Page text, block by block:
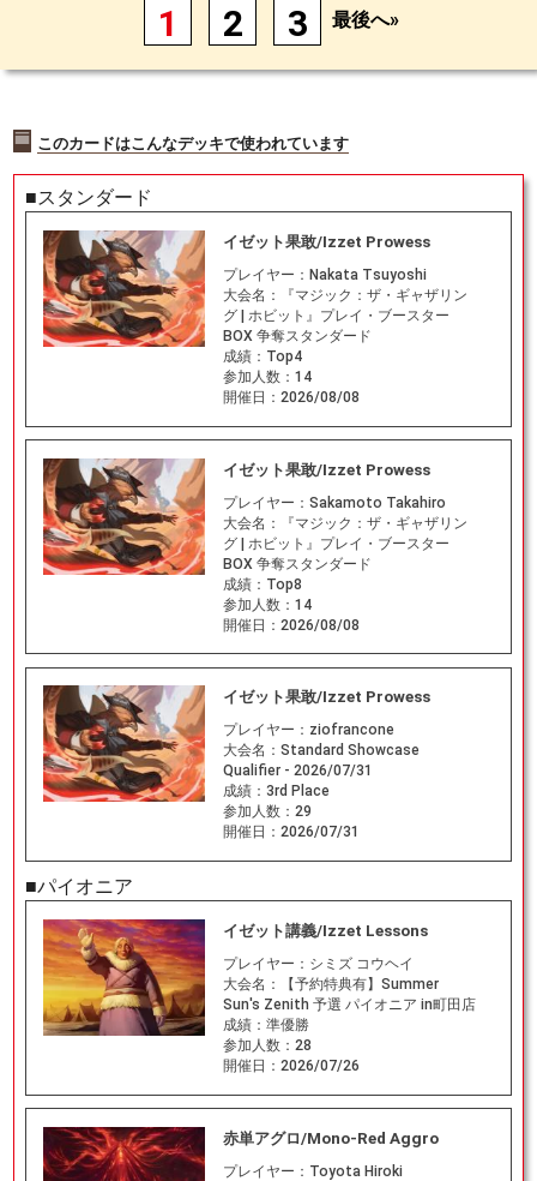
1 2 3 最後へ»
このカードはこんなデッキで使われています
■スタンダード
イゼット果敢/Izzet Prowess
プレイヤー： Nakata Tsuyoshi
大会名：
『マジック：ザ・ギャザリン
グ | ホビット』プレイ・ブースター
BOX 争奪スタンダード
成績： Top4
参加人数： 14
開催日： 2026/08/08
イゼット果敢/Izzet Prowess
プレイヤー： Sakamoto Takahiro
大会名：
『マジック：ザ・ギャザリン
グ | ホビット』プレイ・ブースター
BOX 争奪スタンダード
成績： Top8
参加人数： 14
開催日： 2026/08/08
イゼット果敢/Izzet Prowess
プレイヤー： ziofrancone
大会名： Standard Showcase
Qualifier - 2026/07/31
成績： 3rd Place
参加人数： 29
開催日： 2026/07/31
■パイオニア
イゼット講義/Izzet Lessons
プレイヤー： シミズ コウヘイ
大会名：
【予約特典有】Summer
Sun's Zenith 予選 パイオニア in町田店
成績： 準優勝
参加人数： 28
開催日： 2026/07/26
赤単アグロ/Mono-Red Aggro
プレイヤー： Toyota Hiroki